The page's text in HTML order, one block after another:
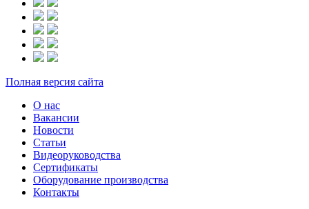
Полная версия сайта
О нас
Вакансии
Новости
Статьи
Видеоруководства
Сертификаты
Оборудование производства
Контакты